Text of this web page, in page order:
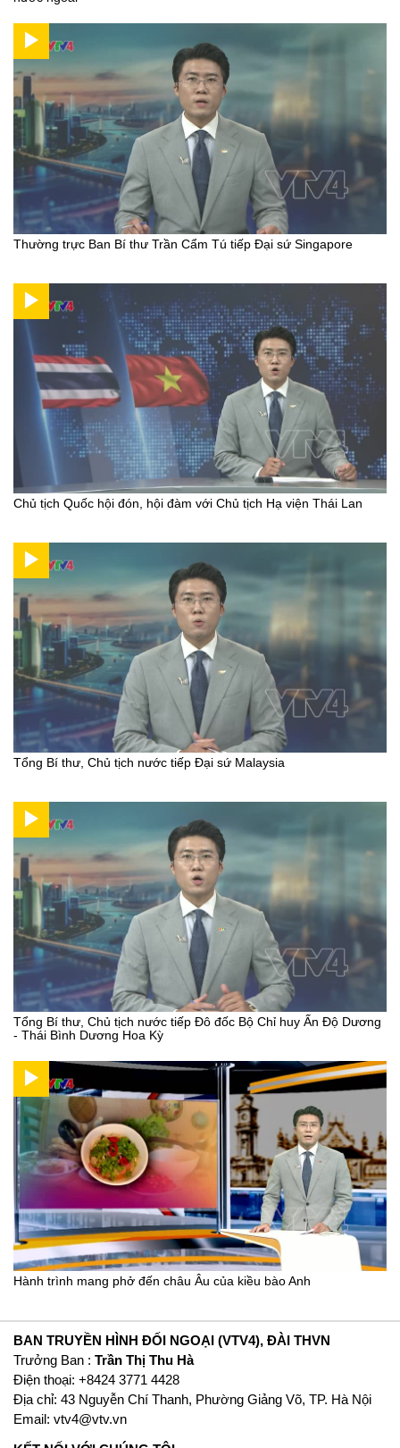
Thường trực Ban Bí thư Trần Cẩm Tú tiếp Đại sứ Singapore
Chủ tịch Quốc hội đón, hội đàm với Chủ tịch Hạ viện Thái Lan
Tổng Bí thư, Chủ tịch nước tiếp Đại sứ Malaysia
Tổng Bí thư, Chủ tịch nước tiếp Đô đốc Bộ Chỉ huy Ấn Độ Dương
- Thái Bình Dương Hoa Kỳ
Hành trình mang phở đến châu Âu của kiều bào Anh
BAN TRUYỀN HÌNH ĐỐI NGOẠI (VTV4), ĐÀI THVN
Trưởng Ban : Trần Thị Thu Hà
Ðiện thoại: +8424 3771 4428
Địa chỉ: 43 Nguyễn Chí Thanh, Phường Giảng Võ, TP. Hà Nội
Email: vtv4@vtv.vn